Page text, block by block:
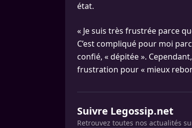
état.
« Je suis très frustrée parce
C’est compliqué pour moi
confié, « dépitée ».
frustration pour « mieux
Suivre Legossip.net
Retrouvez toutes nos actualités